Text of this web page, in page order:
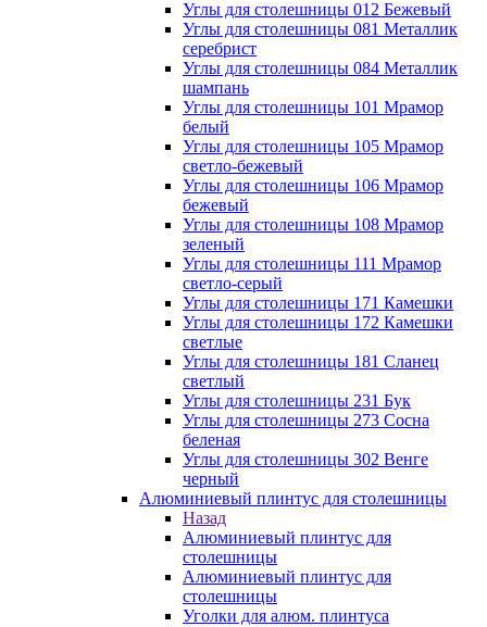
Углы для столешницы 012 Бежевый
Углы для столешницы 081 Металлик
серебрист
Углы для столешницы 084 Металлик
шампань
Углы для столешницы 101 Мрамор
белый
Углы для столешницы 105 Мрамор
светло-бежевый
Углы для столешницы 106 Мрамор
бежевый
Углы для столешницы 108 Мрамор
зеленый
Углы для столешницы 111 Мрамор
светло-серый
Углы для столешницы 171 Камешки
Углы для столешницы 172 Камешки
светлые
Углы для столешницы 181 Сланец
светлый
Углы для столешницы 231 Бук
Углы для столешницы 273 Сосна
беленая
Углы для столешницы 302 Венге
черный
Алюминиевый плинтус для столешницы
Назад
Алюминиевый плинтус для
столешницы
Алюминиевый плинтус для
столешницы
Уголки для алюм. плинтуса